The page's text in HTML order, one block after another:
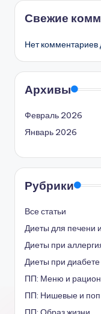
Свежие
Нет комментариев
Архивы
Февраль 2026
Январь 2026
Рубрики
Все статьи
Диеты для печени
Диеты при
Диеты при
ПП: Меню и
ПП: Нишевые и